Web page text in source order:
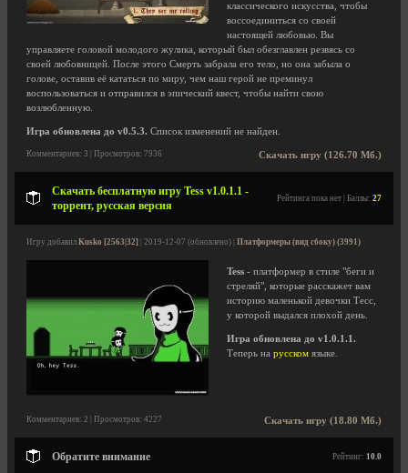
классического искусства, чтобы
воссоединиться со своей
настоящей любовью. Вы
управляете головой молодого жулика, который был обезглавлен резвясь со
своей любовницей. После этого Смерть забрала его тело, но она забыла о
голове, оставив её кататься по миру, чем наш герой не преминул
воспользоваться и отправился в эпический квест, чтобы найти свою
возлюбленную.
Игра обновлена до v0.5.3. Список изменений не найден.
Скачать игру (126.70 Мб.)
Комментариев: 3 | Просмотров: 7936
Скачать бесплатную игру Tess v1.0.1.1 -
торрент, русская версия
Рейтинга пока нет | Баллы: 27
Игру добавил Kusko [2563|32] | 2019-12-07 (обновлено) | Платформеры (вид сбоку) (3991)
Tess - платформер в стиле "беги и
стреляй", которые расскажет вам
историю маленькой девочки Тесс,
у которой выдался плохой день.
Игра обновлена до v1.0.1.1.
Теперь на русском языке.
Скачать игру (18.80 Мб.)
Комментариев: 2 | Просмотров: 4227
Обратите внимание Рейтинг: 10.0